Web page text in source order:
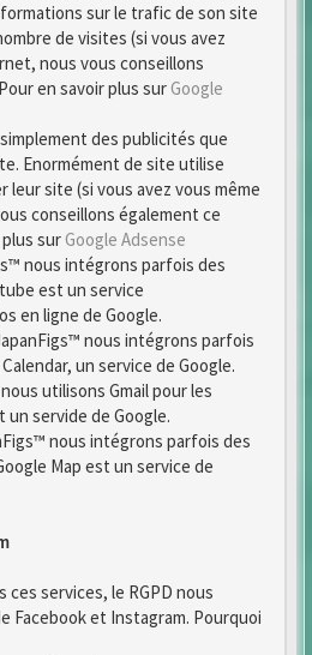
sur le trafic de son site
de visites (si vous avez
nous vous conseillons
en savoir plus sur Google
des publicités que
Enormément de site utilise
leur site (si vous avez vous même
conseillons également ce
sur Google Adsense
nous intégrons parfois des
est un service
en ligne de Google.
nous intégrons parfois
un service de Google.
utilisons Gmail pour les
un servide de Google.
nous intégrons parfois des
Map est un service de
ces services, le RGPD nous
Facebook et Instagram. Pourquoi